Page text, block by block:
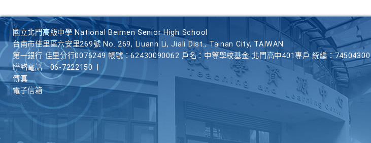
國立北門高級中學 National Beimen Senior High School
台南市佳里區六安里269號 No. 269, Liuann Li, Jiali Dist., Tainan City, TAIWAN
第一銀行 佳里分行0076249 帳號：62430090062 戶名：中等學校基金-北門高中401專戶 統編：74504300
聯絡電話
06-7222150
傳真
電子信箱